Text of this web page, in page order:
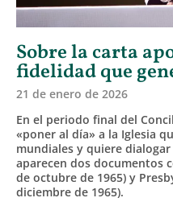
Sobre la carta
fidelidad que
21 de enero de 2026
En el periodo final del
«poner al día» a la Iglesia
mundiales y quiere
aparecen dos documentos
de octubre de 1965) y
diciembre de 1965).